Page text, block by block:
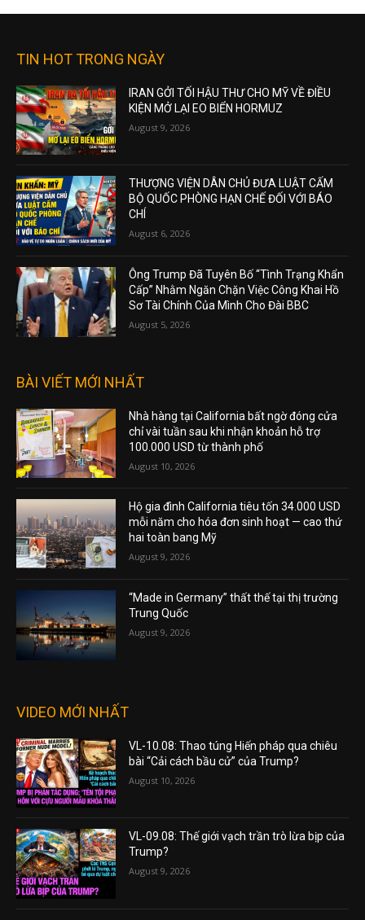
TIN HOT TRONG NGÀY
IRAN GỞI TỐI HẬU THƯ CHO MỸ VỀ ĐIỀU
KIỆN MỞ LẠI EO BIỂN HORMUZ
August 9, 2026
THƯỢNG VIỆN DÂN CHỦ ĐƯA LUẬT CẤM
BỘ QUỐC PHÒNG HẠN CHẾ ĐỐI VỚI BÁO
CHÍ
August 6, 2026
Ông Trump Đã Tuyên Bố “Tình Trạng Khẩn
Cấp” Nhằm Ngăn Chặn Việc Công Khai Hồ
Sơ Tài Chính Của Mình Cho Đài BBC
August 5, 2026
BÀI VIẾT MỚI NHẤT
Nhà hàng tại California bất ngờ đóng cửa
chỉ vài tuần sau khi nhận khoản hỗ trợ
100.000 USD từ thành phố
August 10, 2026
Hộ gia đình California tiêu tốn 34.000 USD
mỗi năm cho hóa đơn sinh hoạt — cao thứ
hai toàn bang Mỹ
August 9, 2026
“Made in Germany” thất thế tại thị trường
Trung Quốc
August 9, 2026
VIDEO MỚI NHẤT
VL-10.08: Thao túng Hiến pháp qua chiêu
bài “Cải cách bầu cử” của Trump?
August 10, 2026
VL-09.08: Thế giới vạch trần trò lừa bịp của
Trump?
August 9, 2026